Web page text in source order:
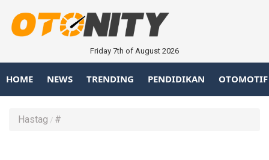
Friday 7th of August 2026
HOME NEWS TRENDING PENDIDIKAN OTOMOTIF
Hastag #